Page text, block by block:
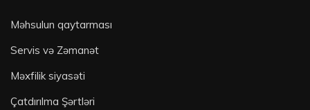
Məhsulun qaytarması
Servis və Zəmanət
Məxfilik siyasəti
Çatdırılma Şərtləri